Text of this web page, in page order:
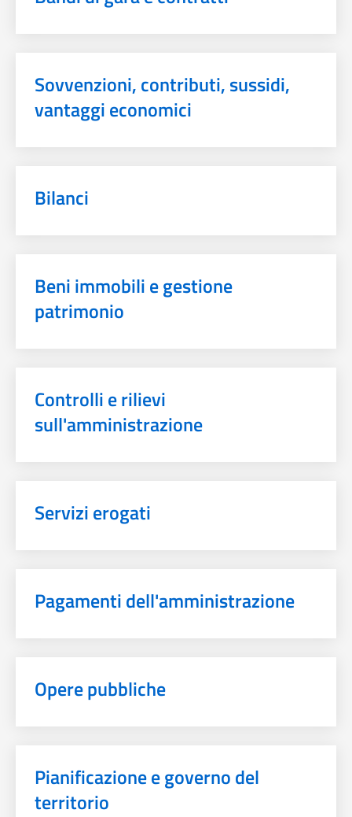
Sovvenzioni, contributi, sussidi,
vantaggi economici
Bilanci
Beni immobili e gestione
patrimonio
Controlli e rilievi
sull'amministrazione
Servizi erogati
Pagamenti dell'amministrazione
Opere pubbliche
Pianificazione e governo del
territorio